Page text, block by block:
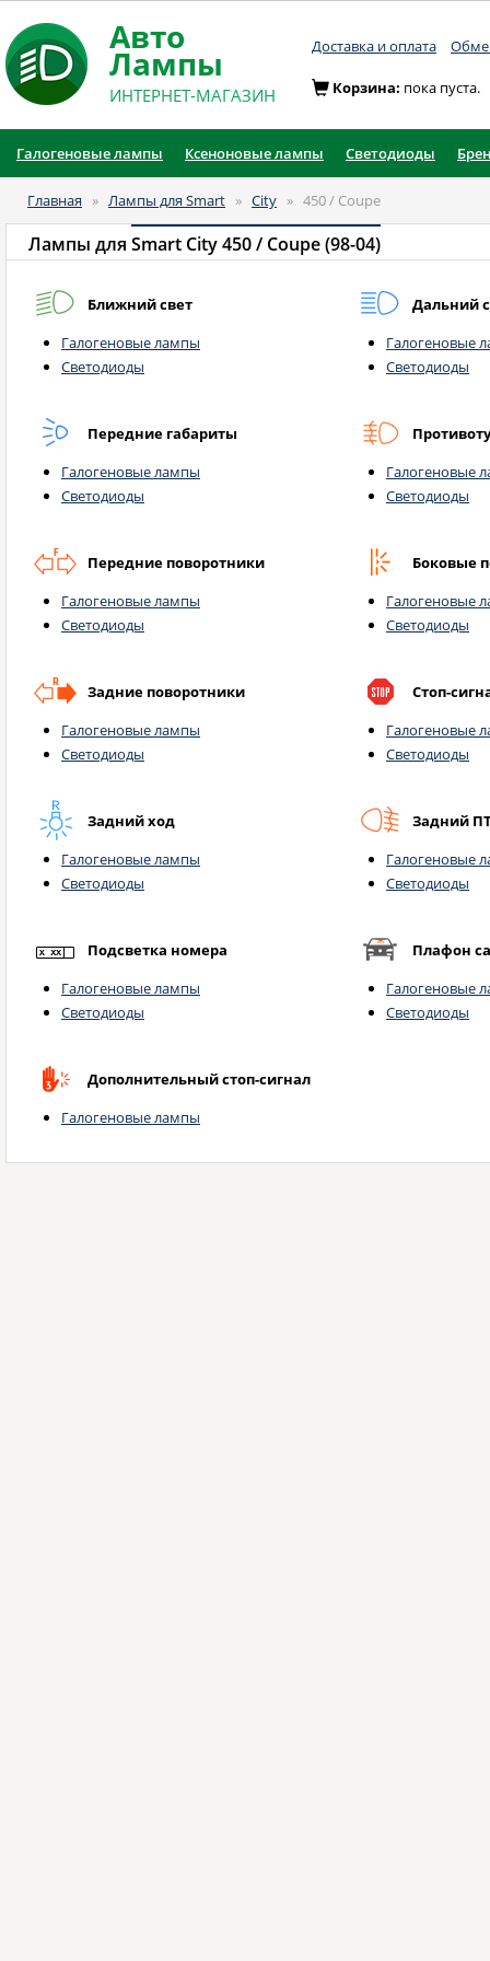
Авто
Лампы
ИНТЕРНЕТ-МАГАЗИН
Доставка и оплата
Корзина: пока пуста.
Галогеновые лампы Ксеноновые лампы Светодиоды
Главная » Лампы для Smart » City » 450 / Coupe
Лампы для Smart City 450 / Coupe (98-04)
Ближний свет
Галогеновые лампы
Светодиоды
Дальний
Галогеновые
Светодиоды
Передние габариты
Галогеновые лампы
Светодиоды
Галогеновые
Светодиоды
Передние поворотники
Галогеновые лампы
Светодиоды
Боковые
Галогеновые
Светодиоды
Задние поворотники
Галогеновые лампы
Светодиоды
Стоп-
Галогеновые
Светодиоды
Задний ход
Галогеновые лампы
Светодиоды
Задний
Галогеновые
Светодиоды
Подсветка номера
Галогеновые лампы
Светодиоды
Плафон
Галогеновые
Светодиоды
Дополнительный стоп-сигнал
Галогеновые лампы